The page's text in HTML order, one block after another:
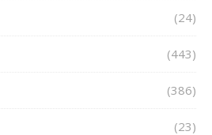
(24)
(443)
(386)
(23)